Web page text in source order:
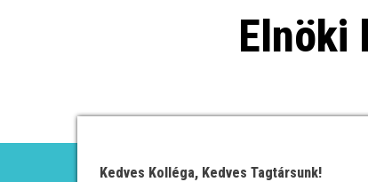
Elnöki
Kedves Kolléga, Kedves Tagtársunk!